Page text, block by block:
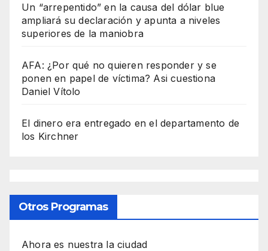
Un “arrepentido” en la causa del dólar blue
ampliará su declaración y apunta a niveles
superiores de la maniobra
AFA: ¿Por qué no quieren responder y se
ponen en papel de víctima? Asi cuestiona
Daniel Vítolo
El dinero era entregado en el departamento de
los Kirchner
Otros Programas
Ahora es nuestra la ciudad